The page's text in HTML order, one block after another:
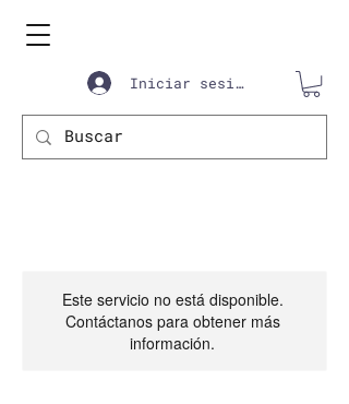
Iniciar sesión
Este servicio no está disponible.
Contáctanos para obtener más
información.